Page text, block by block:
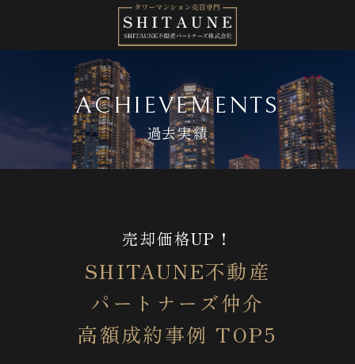
ACHIEVEMENTS
過去実績
売却価格UP！
SHITAUNE不動産
​​​​​​​パートナーズ仲介
高額成約事例 TOP5